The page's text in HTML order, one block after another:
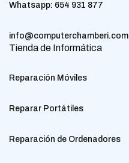
Whatsapp: 654 931 877
info@computerchamberi.com
Tienda de Informática
Reparación Móviles
Reparar Portátiles
Reparación de Ordenadores